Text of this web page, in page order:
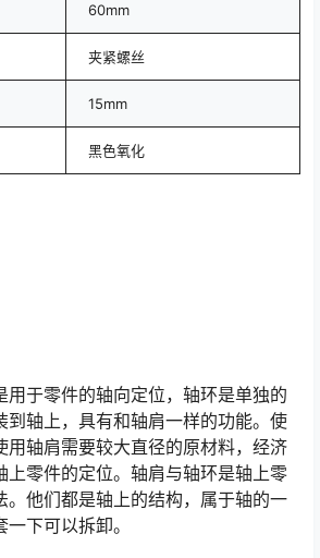
60mm
夹紧螺丝
15mm
黑色氧化
用于零件的轴向定位，轴环是单独的
到轴上，具有和轴肩一样的功能。使
用轴肩需要较大直径的原材料，经济
上零件的定位。轴肩与轴环是轴上零
。他们都是轴上的结构，属于轴的一
下可以拆卸。